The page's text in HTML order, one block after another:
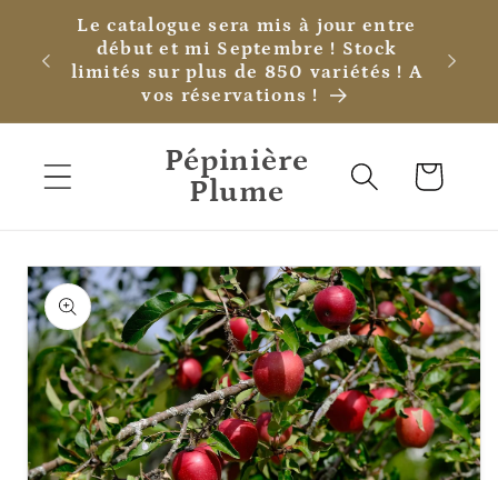
passer
au
contenu
Le catalogue sera mis à jour entre
début et mi Septembre ! Stock
limités sur plus de 850 variétés ! A
vos réservations !
Pépinière
Plume
Panier
Passer aux
informations
produits